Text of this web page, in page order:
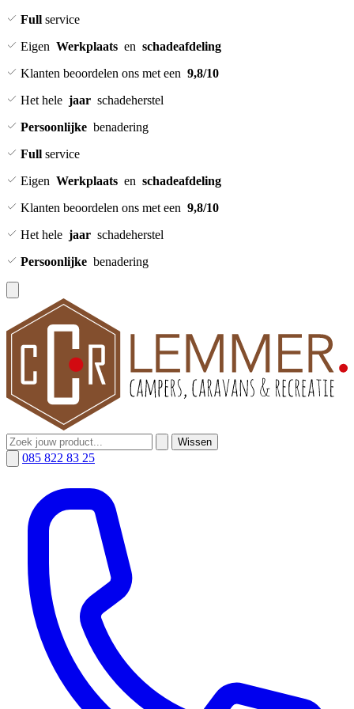
Wissen
085 822 83 25